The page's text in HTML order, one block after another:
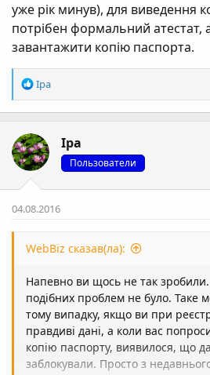
уже рік минув), для виведення
потрібен формальний атестат,
завантажити копію паспорта.
Р
е
а
ц
і
ї
Ipa
Ipa
Пользователи
04.08.2016
WebBiz сказав(ла):
Напевно ви щось не так
подібних проблем не було. Таке
тому випадку, якщо ви при
правдиві дані, а коли вас
копію паспорту, виявилося, що
заблокували. Просто з